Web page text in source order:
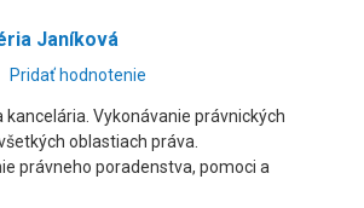
Janíková
Pridať hodnotenie
kancelária. Vykonávanie právnických
oblastiach práva.
právneho poradenstva, pomoci a